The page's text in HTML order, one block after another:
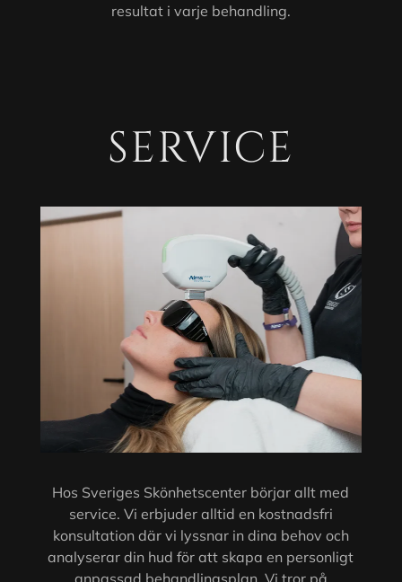
resultat i varje behandling.
SERVICE
Hos Sveriges Skönhetscenter börjar allt med
service. Vi erbjuder alltid en kostnadsfri
konsultation där vi lyssnar in dina behov och
analyserar din hud för att skapa en personligt